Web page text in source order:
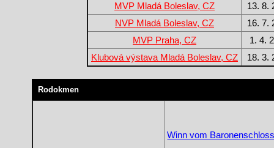
MVP Mladá Boleslav, CZ
13. 8.
NVP Mladá Boleslav, CZ
16. 7.
MVP Praha, CZ
1. 4.
Klubová výstava Mladá Boleslav, CZ
18. 3.
Rodokmen
Winn vom